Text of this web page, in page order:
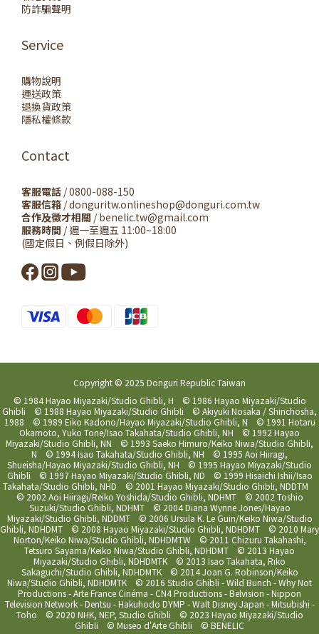
防詐騙聲明
Service
購物說明
運送政策
退換貨政策
隱私權條款
Contact
客服電話 / 0800-088-150
客服信箱 / donguritw.onlineshop@donguri.com.tw
合作及徵才相關 / benelic.tw@gmail.com
服務時間 / 週一至週五 11:00~18:00
(國定假日、例假日除外)
Copyright © 2025 Donguri Republic Taiwan
© 1984 Hayao Miyazaki/Studio Ghibli, H © 1986 Hayao Miyazaki/Studio
Ghibli © 1988 Hayao Miyazaki/Studio Ghibli © Akiyuki Nosaka / Shinchosha,
1988 © 1989 Eiko Kadono/Hayao Miyazaki/Studio Ghibli, N © 1991 Hotaru
Okamoto, Yuko Tone/Isao Takahata/Studio Ghibli, NH © 1992 Hayao
Miyazaki/Studio Ghibli, NN © 1993 Saeko Himuro/Keiko Niwa/Studio Ghibli,
N © 1994 Isao Takahata/Studio Ghibli, NH © 1995 Aoi Hiiragi,
Shueisha/Hayao Miyazaki/Studio Ghibli, NH © 1995 Hayao Miyazaki/Studio
Ghibli © 1997 Hayao Miyazaki/Studio Ghibli, ND © 1999 Hisaichi Ishii/Isao
Takahata/Studio Ghibli, NHD © 2001 Hayao Miyazaki/Studio Ghibli, NDDTM
© 2002 Aoi Hiiragi/Reiko Yoshida/Studio Ghibli, NDHMT © 2002 Toshio
Suzuki/Studio Ghibli, NDHMT © 2004 Diana Wynne Jones/Hayao
Miyazaki/Studio Ghibli, NDDMT © 2006 Ursula K. Le Guin/Keiko Niwa/Studio
Ghibli, NDHDMT © 2008 Hayao Miyazaki/Studio Ghibli, NDHDMT © 2010 Mary
Norton/Keiko Niwa/Studio Ghibli, NDHDMTW © 2011 Chizuru Takahashi,
Tetsuro Sayama/Keiko Niwa/Studio Ghibli, NDHDMT © 2013 Hayao
Miyazaki/Studio Ghibli, NDHDMTK © 2013 Isao Takahata, Riko
Sakaguchi/Studio Ghibli, NDHDMTK © 2014 Joan G. Robinson/Keiko
Niwa/Studio Ghibli, NDHDMTK © 2016 Studio Ghibli - Wild Bunch - Why Not
Productions - Arte France Cinéma - CN4 Productions - Belvision - Nippon
Television Network - Dentsu - Hakuhodo DYMP - Walt Disney Japan - Mitsubishi -
Toho © 2020 NHK, NEP, Studio Ghibli © 2023 Hayao Miyazaki/Studio
Ghibli © Museo d'Arte Ghibli © BENELIC